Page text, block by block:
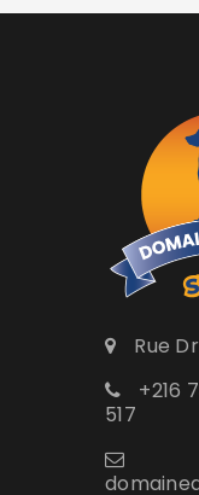
Rue
+216
517